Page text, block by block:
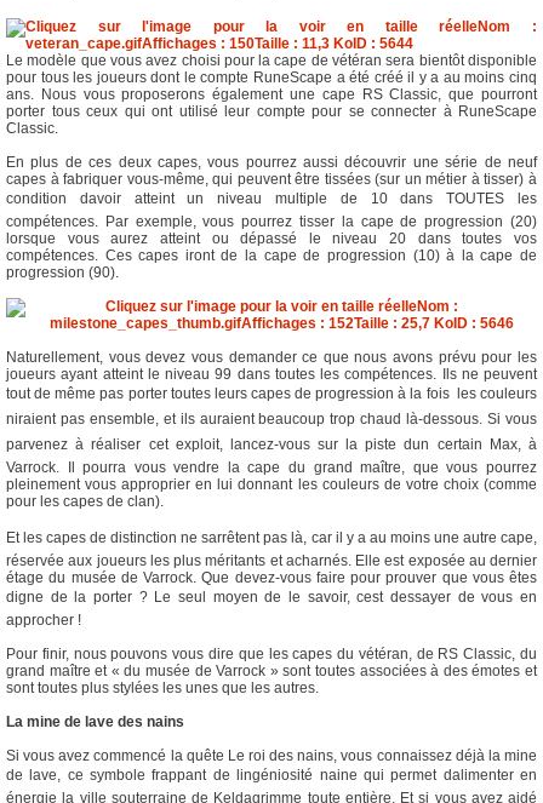
Le modèle que vous avez choisi pour la cape de vétéran sera bientôt disponible
pour tous les joueurs dont le compte RuneScape a été créé il y a au moins cinq
ans. Nous vous proposerons également une cape RS Classic, que pourront
porter tous ceux qui ont utilisé leur compte pour se connecter à RuneScape
Classic.
En plus de ces deux capes, vous pourrez aussi découvrir une série de neuf
capes à fabriquer vous-même, qui peuvent être tissées (sur un métier à tisser) à
condition davoir atteint un niveau multiple de 10 dans TOUTES les
compétences. Par exemple, vous pourrez tisser la cape de progression (20)
lorsque vous aurez atteint ou dépassé le niveau 20 dans toutes vos
compétences. Ces capes iront de la cape de progression (10) à la cape de
progression (90).
Naturellement, vous devez vous demander ce que nous avons prévu pour les
joueurs ayant atteint le niveau 99 dans toutes les compétences. Ils ne peuvent
tout de même pas porter toutes leurs capes de progression à la fois  les couleurs
niraient pas ensemble, et ils auraient beaucoup trop chaud là-dessous. Si vous
parvenez à réaliser cet exploit, lancez-vous sur la piste dun certain Max, à
Varrock. Il pourra vous vendre la cape du grand maître, que vous pourrez
pleinement vous approprier en lui donnant les couleurs de votre choix (comme
pour les capes de clan).
Et les capes de distinction ne sarrêtent pas là, car il y a au moins une autre cape,
réservée aux joueurs les plus méritants et acharnés. Elle est exposée au dernier
étage du musée de Varrock. Que devez-vous faire pour prouver que vous êtes
digne de la porter ? Le seul moyen de le savoir, cest dessayer de vous en
approcher !
Pour finir, nous pouvons vous dire que les capes du vétéran, de RS Classic, du
grand maître et « du musée de Varrock » sont toutes associées à des émotes et
sont toutes plus stylées les unes que les autres.
La mine de lave des nains
Si vous avez commencé la quête Le roi des nains, vous connaissez déjà la mine
de lave, ce symbole frappant de lingéniosité naine qui permet dalimenter en
énergie la ville souterraine de Keldagrimme toute entière. Et si vous avez aidé